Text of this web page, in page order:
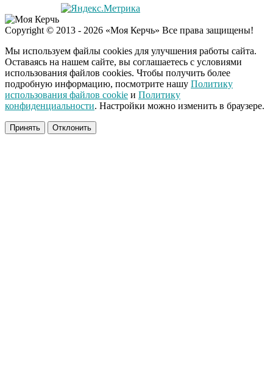
Copyright © 2013 - 2026 «Моя Керчь» Все права защищены!
Мы используем файлы cookies для улучшения работы сайта.
Оставаясь на нашем сайте, вы соглашаетесь с условиями
использования файлов cookies. Чтобы получить более
подробную информацию, посмотрите нашу Политику
использования файлов cookie и Политику
конфиденциальности. Настройки можно изменить в браузере.
Принять Отклонить